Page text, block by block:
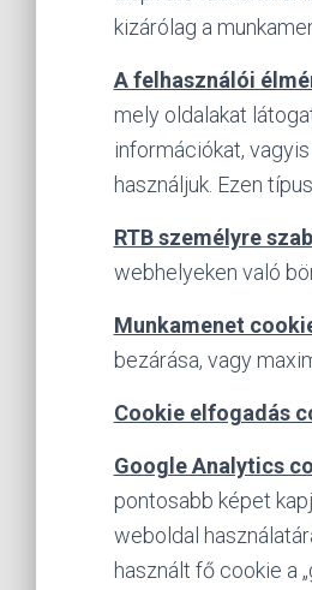
kizárólag a
A felhasználói
mely oldalakat
információkat,
használjuk. Ezen
RTB személyre
webhelyeken való
Munkamenet
bezárása, vagy
Cookie elfogadás
Google Analytics
pontosabb képet
weboldal
használt fő cookie a